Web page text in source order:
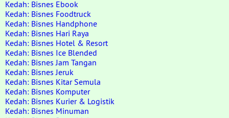
Kedah: Bisnes Ebook
Kedah: Bisnes Foodtruck
Kedah: Bisnes Handphone
Kedah: Bisnes Hari Raya
Kedah: Bisnes Hotel & Resort
Kedah: Bisnes Ice Blended
Kedah: Bisnes Jam Tangan
Kedah: Bisnes Jeruk
Kedah: Bisnes Kitar Semula
Kedah: Bisnes Komputer
Kedah: Bisnes Kurier & Logistik
Kedah: Bisnes Minuman